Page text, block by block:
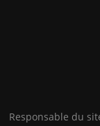
Responsable du